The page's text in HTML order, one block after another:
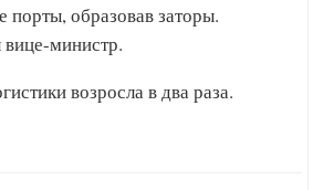
образовав заторы.
министр.
возросла в два раза.